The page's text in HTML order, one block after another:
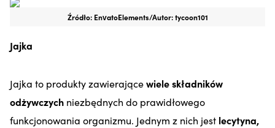
Źródło: EnvatoElements/Autor: tycoon101
Jajka
Jajka to produkty zawierającewiele składników
odżywczych niezbędnych do prawidłowego
funkcjonowania organizmu. Jednym z nich jest lecytyna,